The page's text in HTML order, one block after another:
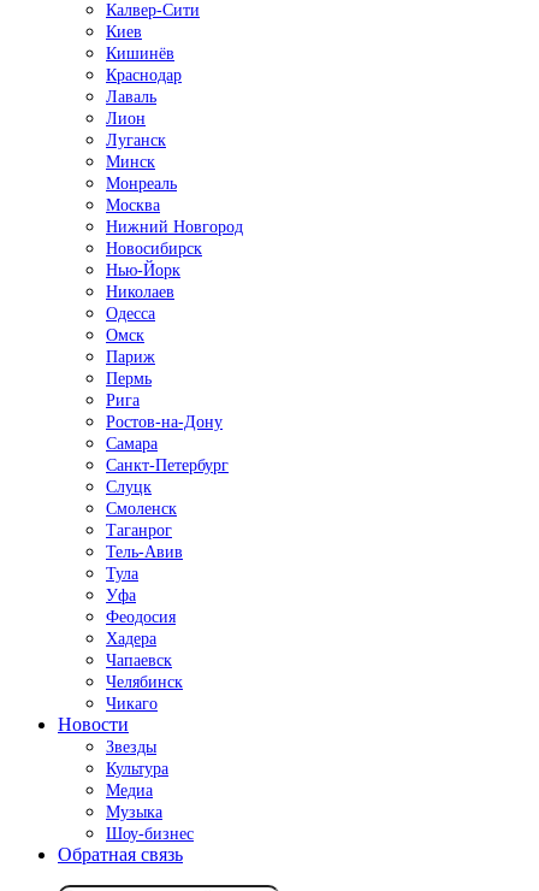
Калвер-Сити
Киев
Кишинёв
Краснодар
Лаваль
Лион
Луганск
Минск
Монреаль
Москва
Нижний Новгород
Новосибирск
Нью-Йорк
Николаев
Одесса
Омск
Париж
Пермь
Рига
Ростов-на-Дону
Самара
Санкт-Петербург
Слуцк
Смоленск
Таганрог
Тель-Авив
Тула
Уфа
Феодосия
Хадера
Чапаевск
Челябинск
Чикаго
Новости
Звезды
Культура
Медиа
Музыка
Шоу-бизнес
Обратная связь